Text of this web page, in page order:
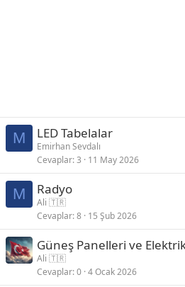
M LED Tabelalar
Emirhan Sevdalı
Cevaplar 3 11 May 2026
M Radyo
Ali 🇹🇷
Cevaplar 8 15 Şub 2026
Güneş Panelleri ve
Ali 🇹🇷
Cevaplar 0 4 Ocak 2026